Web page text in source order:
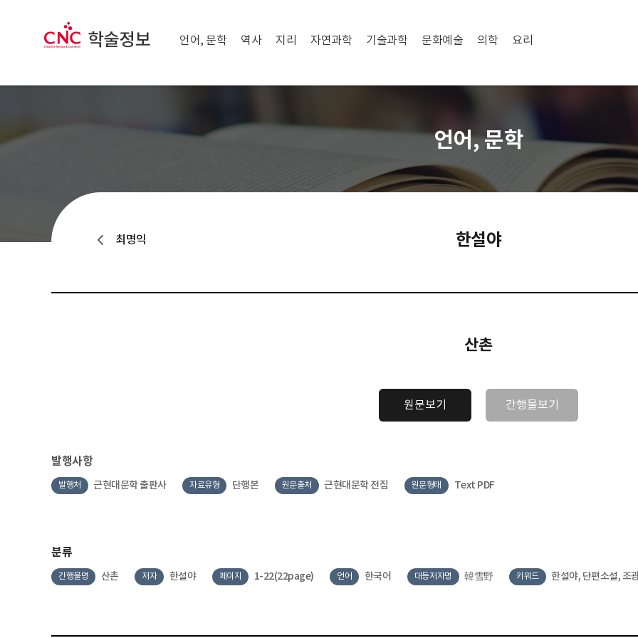
메뉴 열기
언어, 문학 역사 지리 자연과학 기술과학 문화예술 의학 요리
언어, 문학
한설야
최명익
산촌
원문보기 간행물보기
발행사항
발행처 근현대문학 출판사 자료유형 단행본 원문출처 근현대문학 전집 원문형태 Text PDF
분류
간행물명 산촌 저자 한설야 페이지 1-22(22page) 언어 한국어 대등저자명 韓雪野 키워드 한설야, 단편소설, 조